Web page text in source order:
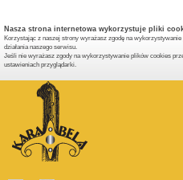
Nasza strona internetowa wykorzystuje pliki
Korzystając z naszej strony wyrażasz zgodę na
działania naszego serwisu.
Jeśli nie wyrażasz zgody na wykorzystywanie plików cookies
ustawieniach przyglądarki.